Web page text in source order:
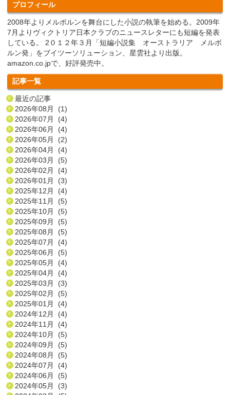
プロフィール
2008年よりメルボルンを舞台にした小説の執筆を始める。2009年
7月よりヴィクトリア日本クラブのニュースレターにも短編を発表
している。 2０１２年３月「短編小説集 オーストラリア メルボ
ルン発」をブイツーソリューション、星雲社より出版。
amazon.co.jpで、好評発売中。
記事一覧
最近の記事
2026年08月 (1)
2026年07月 (4)
2026年06月 (4)
2026年05月 (2)
2026年04月 (4)
2026年03月 (5)
2026年02月 (4)
2026年01月 (3)
2025年12月 (4)
2025年11月 (5)
2025年10月 (5)
2025年09月 (5)
2025年08月 (5)
2025年07月 (4)
2025年06月 (5)
2025年05月 (4)
2025年04月 (4)
2025年03月 (3)
2025年02月 (5)
2025年01月 (4)
2024年12月 (4)
2024年11月 (4)
2024年10月 (5)
2024年09月 (5)
2024年08月 (5)
2024年07月 (4)
2024年06月 (5)
2024年05月 (3)